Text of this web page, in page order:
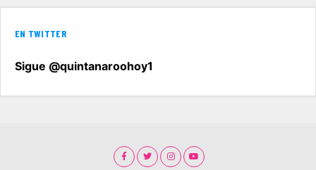
EN TWITTER
Sigue @quintanaroohoy1